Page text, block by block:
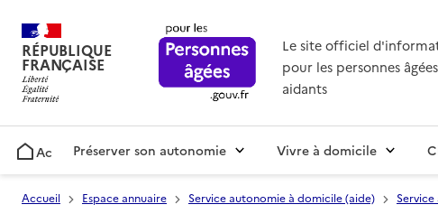
RÉPUBLIQUE
FRANÇAISE
Le site officiel
pour les personnes
aidants
AccueilPréserver son autonomie Vivre à domicile
Accueil Espace annuaire Service autonomie à domicile (aide)